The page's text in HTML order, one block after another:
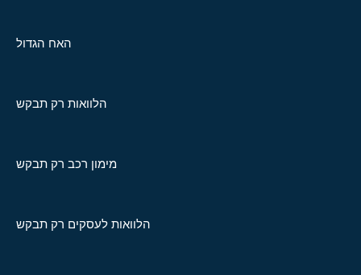
האח הגדול
הלוואות רק תבקש
מימון רכב רק תבקש
הלוואות לעסקים רק תבקש